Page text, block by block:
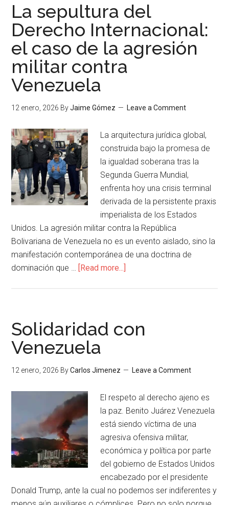
La sepultura del
Derecho Internacional:
el caso de la agresión
militar contra
Venezuela
12 enero, 2026 ByJaime Gómez Leave a Comment
La arquitectura jurídica global,
construida bajo la promesa de
la igualdad soberana tras la
Segunda Guerra Mundial,
enfrenta hoy una crisis terminal
derivada de la persistente praxis
imperialista de los Estados
Unidos. La agresión militar contra la República
Bolivariana de Venezuela no es un evento aislado, sino la
manifestación contemporánea de una doctrina de
dominación que … [Read more...]
Solidaridad con
Venezuela
12 enero, 2026 ByCarlos Jimenez Leave a Comment
El respeto al derecho ajeno es
la paz. Benito Juárez Venezuela
está siendo víctima de una
agresiva ofensiva militar,
económica y política por parte
del gobierno de Estados Unidos
encabezado por el presidente
Donald Trump, ante la cual no podemos ser indiferentes y